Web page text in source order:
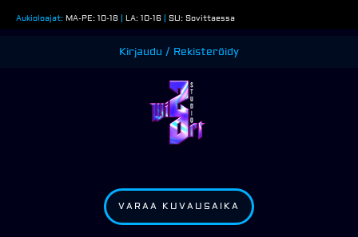
sisältöön
Aukioloajat: MA-PE: 10-18 | LA: 10-16 | SU: Sovittaessa
Kirjaudu / Rekisteröidy
VARAA KUVAUSAIKA